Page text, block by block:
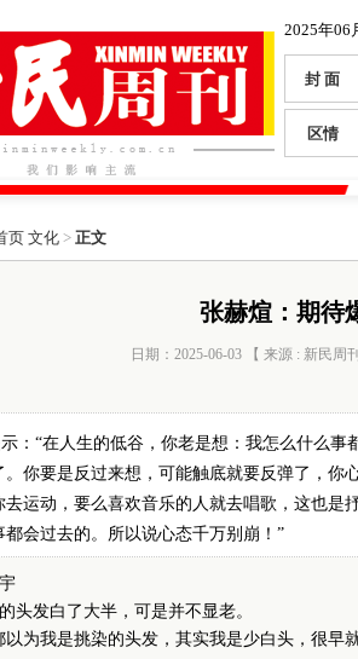
2025年06
封 面
区情
页 文化> 正文
张赫煊：期待
日期：2025-06-03 【 来源 : 新民周
：“在人生的低谷，你老是想：我怎么什么
。你要是反过来想，可能触底就要反弹了，你
去运动，要么喜欢音乐的人就去唱歌，这也是
都会过去的。所以说心态千万别崩！”
发白了大半，可是并不显老。
我是挑染的头发，其实我是少白头，很早就